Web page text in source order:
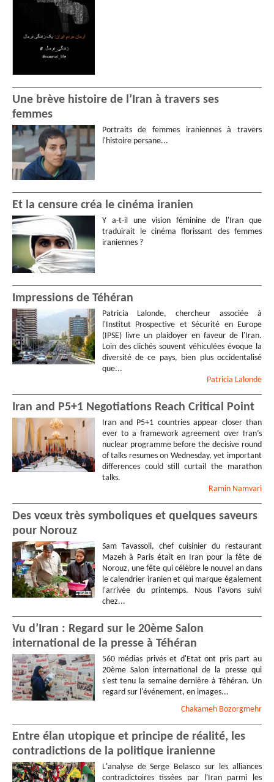
Une brève histoire de l’Iran à travers ses
femmes
Portraits de femmes iraniennes à travers
l'histoire persane...
Et la censure créa le cinéma iranien
Y a-t-il une vision féminine de l'Iran que
traduirait le cinéma florissant des femmes
iraniennes ?
Impressions de Téhéran
Patricia Lalonde, chercheur associée à
l'Institut Prospective et Sécurité en Europe
(IPSE) livre un plaidoyer en faveur de l'Iran.
Loin des clichés souvent véhiculées évoque la
diversité de ce pays, bien plus occidentalisé
que...
Patricia Lalonde
Iran and P5+1 Negotiations Reach Critical Point
Iran and P5+1 countries appear closer than
ever to a framework agreement over Iran’s
nuclear programme before the decisive round
of talks resumes on Wednesday, yet important
differences could still curtail the marathon
talks.
Ramin Namvari
Des vœux très symboliques et quelques saveurs
pour Norouz
Sam Tavassoli, chef cuisinier du restaurant
Mazeh à Paris était en Iran pour la fête de
Norouz, une fête qui célèbre le nouvel an dans
le calendrier iranien et qui marque également
l'arrivée du printemps. Nous l'avons suivi
chez...
Vu d’Iran : Regard sur le 20ème Salon
international de la presse à Téhéran
560 médias privés et d'Etat ont pris part au
20ème Salon international de la presse qui
s'est tenu la semaine dernière à Téhéran. Un
regard sur l'événement, en images...
Chakameh Bozorgmehr
Entre élan utopique et principe de réalité, les
contradictions de la politique iranienne
L'analyse de Serge Belasco sur les alliances
contradictoires tissées par l'Iran parmi les